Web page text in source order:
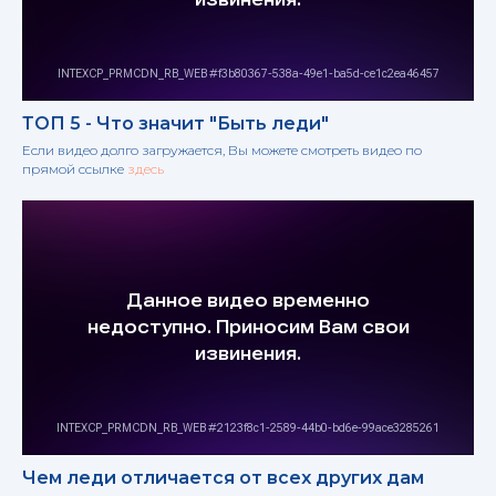
ТОП 5 - Что значит "Быть леди"
Если видео долго загружается, Вы можете смотреть видео по
прямой ссылке здесь
Чем леди отличается от всех других дам